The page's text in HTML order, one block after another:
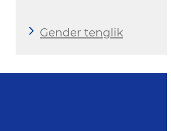
Gender tenglik